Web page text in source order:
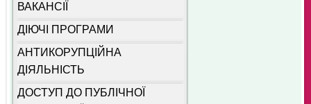
ВАКАНСІЇ
ДІЮЧІ ПРОГРАМИ
АНТИКОРУПЦІЙНА
ДІЯЛЬНІСТЬ
ДОСТУП ДО ПУБЛІЧНОЇ